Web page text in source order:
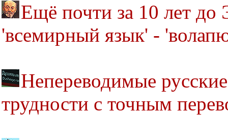
Ещё почти за 10 лет до
'всемирный язык' -
Непереводимые
трудности с точным